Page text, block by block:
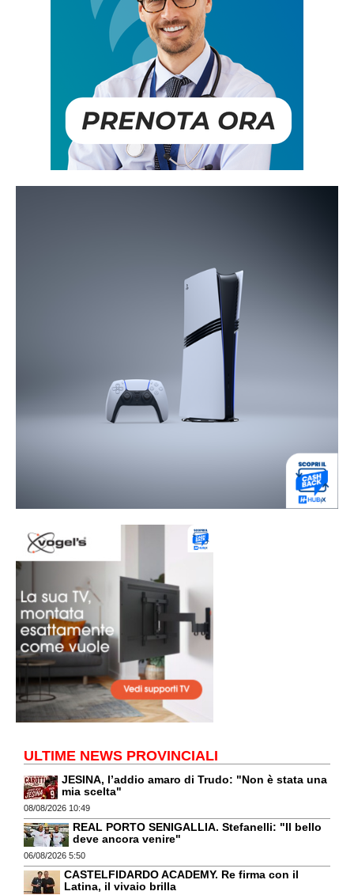
ULTIME NEWS PROVINCIALI
JESINA, l’addio amaro di Trudo: "Non è stata una
mia scelta"
08/08/2026 10:49
REAL PORTO SENIGALLIA. Stefanelli: "Il bello
deve ancora venire"
06/08/2026 5:50
CASTELFIDARDO ACADEMY. Re firma con il
Latina, il vivaio brilla